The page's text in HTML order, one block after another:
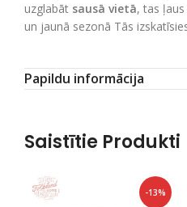
uzglabāt sausā vietā, tas
un jaunā sezonā Tās
Papildu informācija
Saistītie Produkti
-13%